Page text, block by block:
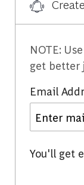
NOTE:
get better
Email
You'll get